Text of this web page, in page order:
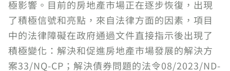
極影響。目前的房地產市場正在逐步恢復，出現
了積極信號和亮點，來自法律方面的因素，項目
中的法律障礙在政府通過文件直接指示後出現了
積極變化：解決和促進房地產市場發展的解決方
案33/NQ-CP；解決債券問題的法令08/2023/ND-